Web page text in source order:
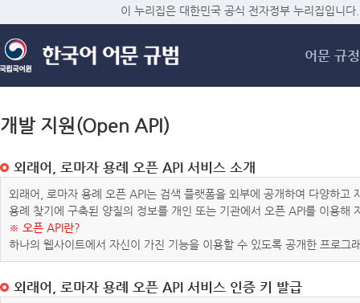
메
이 누리집은 대한민국 공식 전자정부 누리집입니다.
어문 규정
개발 지원(Open API)
외래어, 로마자 용례 오픈 API 서비스 소개
외래어, 로마자 용례 오픈 API는 검색 플랫폼을 외부에 공개하여 다양하
용례 찾기에 구축된 양질의 정보를 개인 또는 기관에서 오픈 API를 이용해
※ 오픈 API란?
하나의 웹사이트에서 자신이 가진 기능을 이용할 수 있도록 공개한 프로그
외래어, 로마자 용례 오픈 API 서비스 인증 키 발급